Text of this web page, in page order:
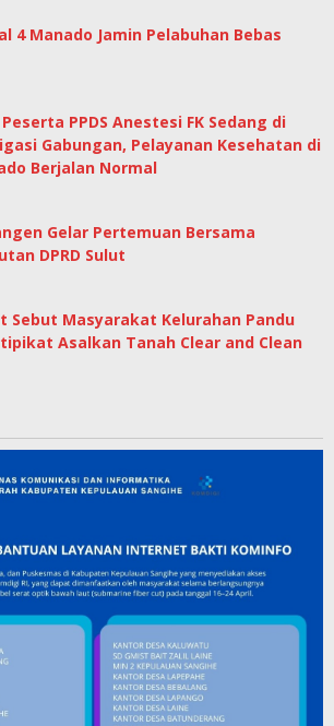
4 Manado Jamin Pelabuhan Bebas
PPDS Anestesi FK Sedang di
Gabungan, Pelayanan Kesehatan di
Berjalan Normal
Gelar Pertemuan Bersama
DPRD Sulut
Sebut Masyarakat Kelurahan Pandu
Asalkan Tanah Clear and Clean